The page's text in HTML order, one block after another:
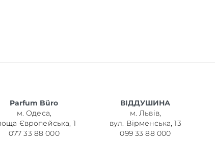
Parfum Büro
м. Одеса,
Європейська, 1
077 33 88 000
ВІДДУШИНА
м. Львів,
вул. Вірменська, 13
099 33 88 000